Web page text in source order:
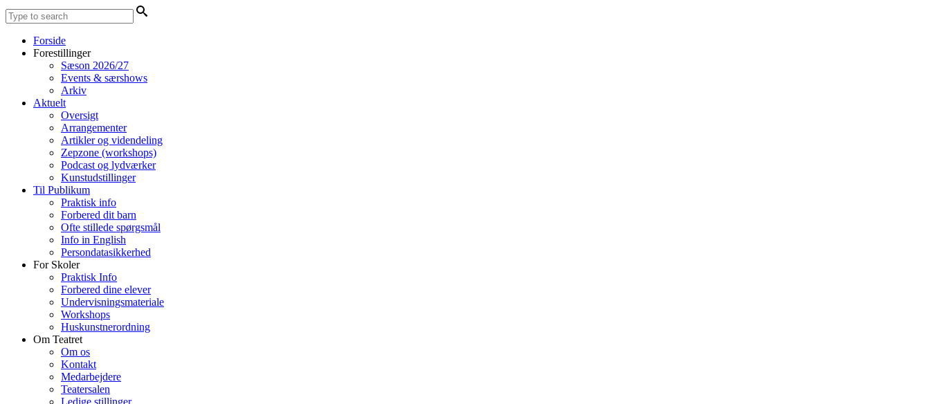
Forside
Forestillinger
Sæson 2026/27
Events & særshows
Arkiv
Aktuelt
Oversigt
Arrangementer
Artikler og videndeling
Zepzone (workshops)
Podcast og lydværker
Kunstudstillinger
Til Publikum
Praktisk info
Forbered dit barn
Ofte stillede spørgsmål
Info in English
Persondatasikkerhed
For Skoler
Praktisk Info
Forbered dine elever
Undervisningsmateriale
Workshops
Huskunstnerordning
Om Teatret
Om os
Kontakt
Medarbejdere
Teatersalen
Ledige stillinger